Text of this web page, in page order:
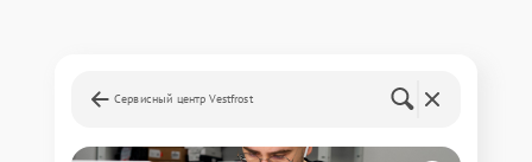
Сервисный центр Vestfrost